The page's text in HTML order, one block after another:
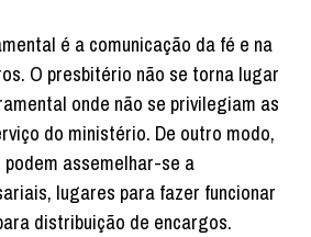
é a comunicação da fé e na
O presbitério não se torna lugar
onde não se privilegiam as
do ministério. De outro modo,
assemelhar-se a
lugares para fazer funcionar
distribuição de encargos.